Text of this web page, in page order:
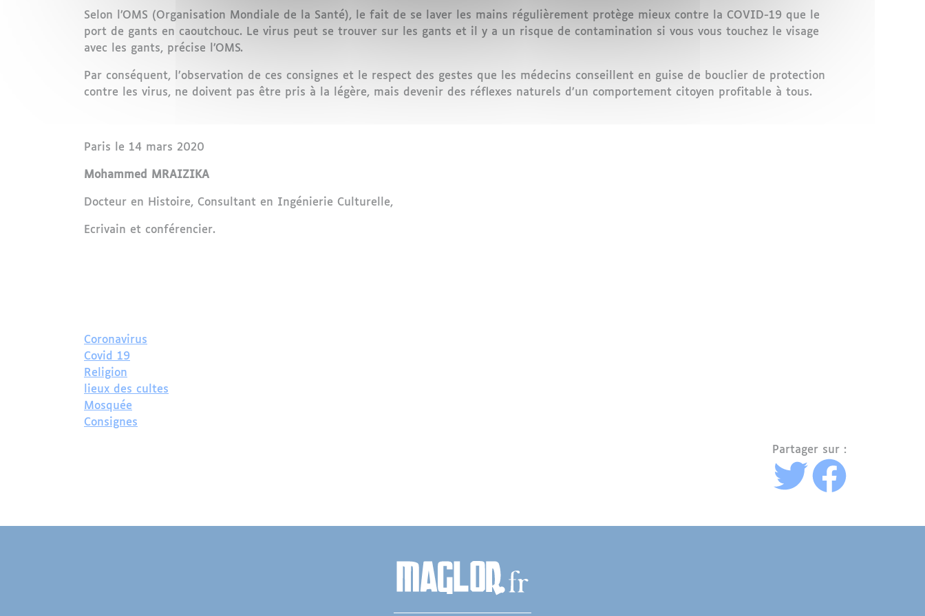
Selon l’OMS (Organisation Mondiale de la Santé), le fait de se laver les mains régulièrement protège mieux contre la COVID-19 que le
port de gants en caoutchouc. Le virus peut se trouver sur les gants et il y a un risque de contamination si vous vous touchez le visage
avec les gants, précise l’OMS.
Par conséquent, l’observation de ces consignes et le respect des gestes que les médecins conseillent en guise de bouclier de protection
contre les virus, ne doivent pas être pris à la légère, mais devenir des réflexes naturels d’un comportement citoyen profitable à tous.
Paris le 14 mars 2020
Mohammed MRAIZIKA
Docteur en Histoire, Consultant en Ingénierie Culturelle,
Ecrivain et conférencier.
Coronavirus
Covid 19
Religion
lieux des cultes
Mosquée
Consignes
Partager sur :